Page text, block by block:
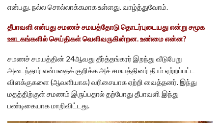
என்பது. நல்ல சொல்லாக்கமாக உள்ளது. வாழ்த்துவோம்.
தீபாவளி என்பது சமணச் சமயத்தோடு தொடர்புடையது என்று சமூக
ஊடகங்களில் செய்திகள் வெளிவருகின்றன. உண்மை என்ன?
சமணச் சமயத்தின் 24ஆவது தீர்த்தங்கரர் இறந்து வீடுபேறு
அடைந்தார் என்பதைக் குறிக்க அச் சமயத்தினர் தீபம் ஏற்றப்பட்ட
விளக்குகளை (ஆவளியாக) வரிசையாக ஏற்றி வைத்தனர். இந்து
மதத்திற்குள் சமணம் இருப்பதால் தற்போது தீபாவளி இந்து
பண்டிகையாக மாறிவிட்டது.